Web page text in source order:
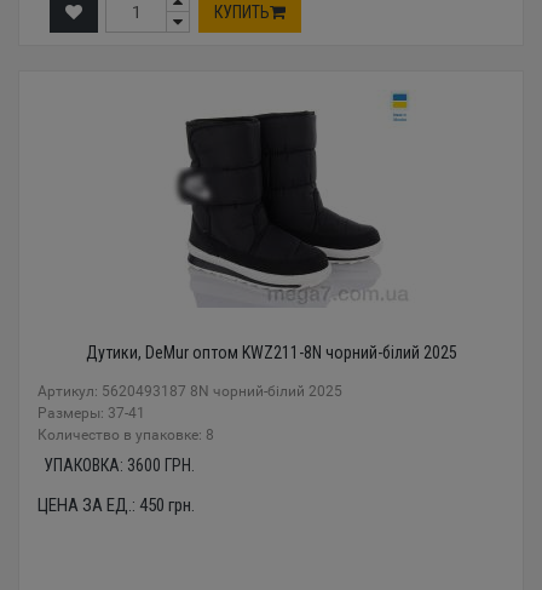
КУПИТЬ
Дутики, DeMur оптом KWZ211-8N чорний-білий 2025
Артикул: 5620493187 8N чорний-білий 2025
Размеры: 37-41
Количество в упаковке: 8
УПАКОВКА: 3600 ГРН.
ЦЕНА ЗА ЕД.: 450 грн.